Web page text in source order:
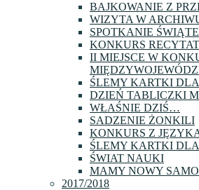
BAJKOWANIE Z
WIZYTA W
SPOTKANIE
KONKURS
II MIEJSCE W
ŚLEMY KARTKI
DZIEŃ TABLICZKI
WŁAŚNIE DZIŚ…
SADZENIE ŻONKILI
KONKURS Z
ŚLEMY KARTKI
ŚWIAT NAUKI
MAMY NOWY
2017/2018